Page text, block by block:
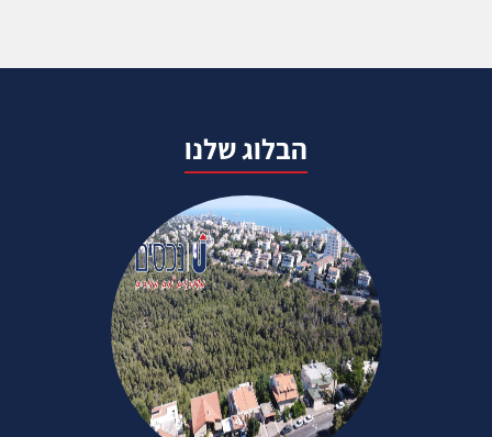
הבלוג שלנו